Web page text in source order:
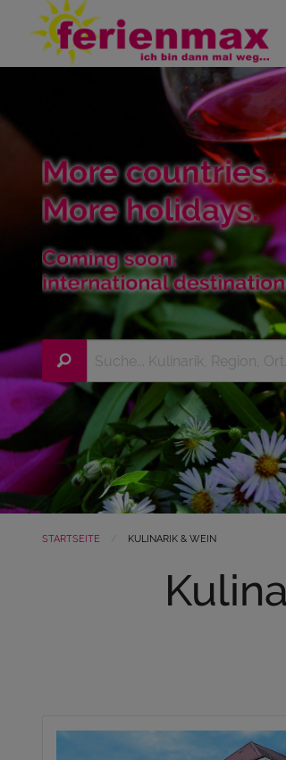
STARTSEITE KULINARIK & WEIN